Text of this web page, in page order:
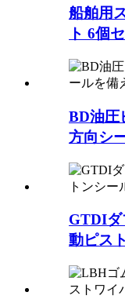
船舶用
ト 6個
BD油圧
方向シ
GTDIダ
動ピス